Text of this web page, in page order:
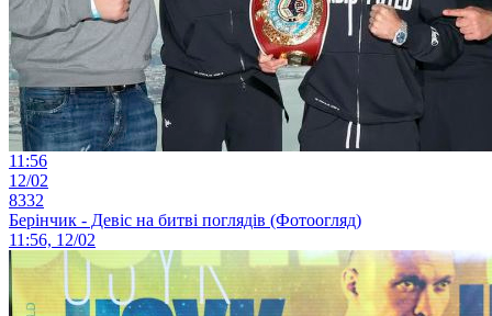
11:56
12/02
8332
Берінчик - Девіс на битві поглядів (Фотоогляд)
11:56, 12/02